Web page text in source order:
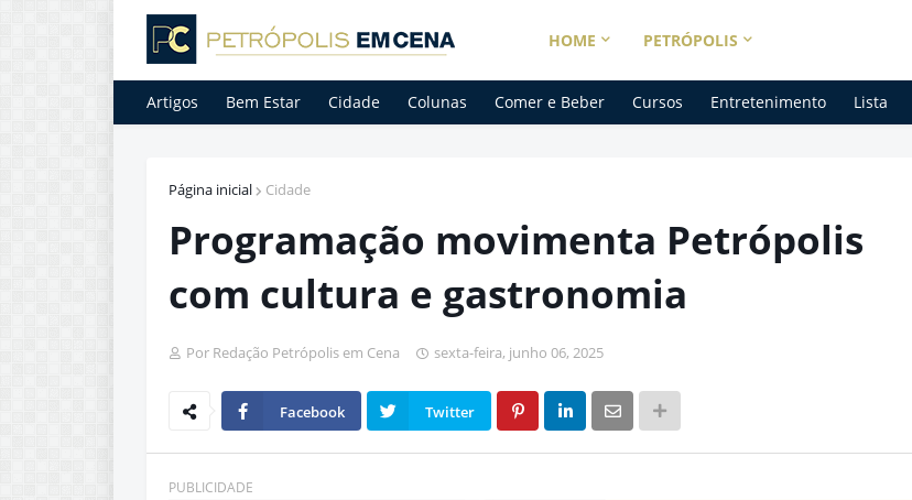
HOME PETRÓPOLIS
Artigos Bem Estar Cidade Colunas Comer e Beber Cursos Entretenimento Lista
Página inicial Cidade
Programação movimenta Petrópolis
com cultura e gastronomia
Por Redação Petrópolis em Cena sexta-feira, junho 06, 2025
Facebook Twitter
PUBLICIDADE